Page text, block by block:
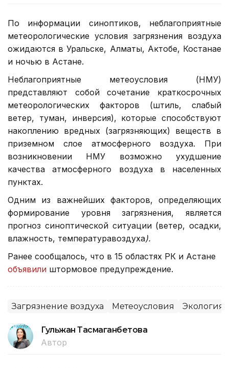
По информации синоптиков, неблагоприятные
метеорологические условия загрязнения воздуха
ожидаются в Уральске, Алматы, Актобе, Костанае
и ночью в Астане.
Неблагоприятные метеоусловия (НМУ)
представляют собой сочетание краткосрочных
метеорологических факторов (штиль, слабый
ветер, туман, инверсия), которые способствуют
накоплению вредных (загрязняющих) веществ в
приземном слое атмосферного воздуха. При
возникновении НМУ возможно ухудшение
качества атмосферного воздуха в населенных
пунктах.
Одним из важнейших факторов, определяющих
формирование уровня загрязнения, является
прогноз синоптической ситуации (ветер, осадки,
влажность, температуравоздуха).
Ранее сообщалось, что в 15 областях РК и Астане
объявили штормовое предупреждение.
Загрязнение воздуха Метеоусловия Экология
Гульжан Тасмаганбетова
Автор